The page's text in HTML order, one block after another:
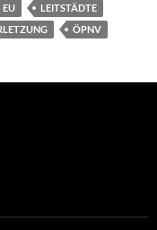
EU
LEITSTÄDTE
ÖPNV